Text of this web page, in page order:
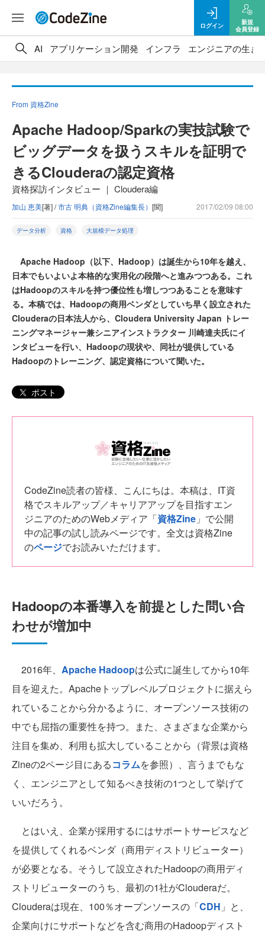
ログイン
新規
会員登録
AI アプリケーション開発 インフラ エンジニアの生き
From 資格Zine
Apache Hadoop/Sparkの実技試験で
ビッグデータを扱うスキルを証明で
きるClouderaの認定資格
資格探訪インタビュー ｜ Cloudera編
加山 恵美[著] /市古 明典（資格Zine編集長） [聞] 2017/02/09 08:00
データ分析 資格 大規模データ処理
Apache Hadoop（以下、Hadoop）は誕生から10年を越え、
日本でもいよいよ本格的な実用化の段階へと進みつつある。これ
はHadoopのスキルを持つ優位性も増しつつあることを意味す
る。本稿では、Hadoopの商用ベンダとしていち早く設立された
Clouderaの日本法人から、Cloudera University Japan トレー
ニングマネージャー兼シニアインストラクター 川崎達夫氏にイ
ンタビューを行い、Hadoopの現状や、同社が提供している
Hadoopのトレーニング、認定資格について聞いた。
ポスト
CodeZine読者の皆様、こんにちは。本稿は、IT資
格でスキルアップ／キャリアアップを目指すエン
ジニアのためのWebメディア「資格Zine 」で公開
中の記事の試し読みページです。全文は資格Zine
のページでお読みいただけます。
Hadoopの本番導入を前提とした問い合
わせが増加中
2016年、 Apache Hadoopは公式に誕生してから10年
目を迎えた。Apacheトップレベルプロジェクトに据えら
れていることから分かるように、オープンソース技術の
中でも屈指の重要性を持つ。また、さまざまな企業から
注目を集め、利用も拡大していることから（背景は資格
Zineの2ページ目にあるコラムを参照）、言うまでもな
く、エンジニアとして知るべき技術の1つとして挙げて
いいだろう。
とはいえ、企業が採用するにはサポートサービスなど
を提供してくれるベンダ（商用ディストリビューター）
が必要となる。そうして設立されたHadoopの商用ディ
ストリビューターのうち、最初の1社がClouderaだ。
Clouderaは現在、100％オープンソースの「CDH 」と、
企業向けにサポートなどを含む商用のHadoopディスト